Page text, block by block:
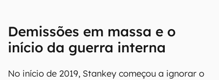
Demissões em massa e o
início da guerra interna
No início de 2019, Stankey começou a ignorar o